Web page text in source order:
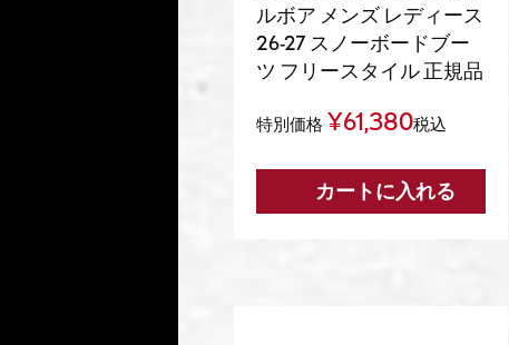
ルボア メンズ レディース
26-27 スノーボードブー
ツ フリースタイル 正規品
特別価格 ¥61,380税込
カートに入れる